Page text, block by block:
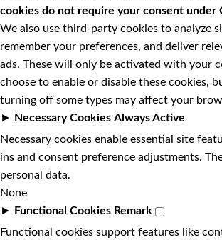
cookies do not require your consent under
We also use third-party cookies to analyze
remember your preferences, and deliver
ads. These will only be activated with your
choose to enable or disable these cookies,
turning off some types may affect your
►
Necessary Cookies Always Active
Necessary cookies enable essential site
ins and consent preference adjustments.
personal data.
None
►
Functional Cookies Remark
Functional cookies support features like